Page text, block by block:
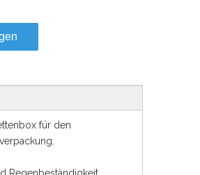
für den